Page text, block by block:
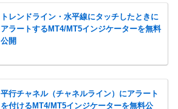
トレンドライン・水平線にタッチしたときに
アラートするMT4/MT5インジケーターを無料
公開
平行チャネル（チャネルライン）にアラート
を付けるMT4/MT5インジケーターを無料公